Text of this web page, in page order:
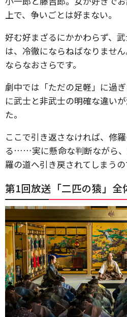
上で、争いごとは好まない。
好む好まざるにかかわらず、
は、冷徹にならねばなりませ
ならなおさらです。
劇中では「ただの足軽」に過
に武士と非武士の明確な違い
た。
ここで引き返さなければ、修
る……実に懸命な判断ながら
羅の道へ引き戻されてしまうの
第1回放送「二匹の猿」全